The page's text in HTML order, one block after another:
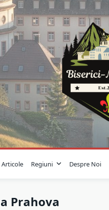
Articole Regiuni Despre Noi
Prahova